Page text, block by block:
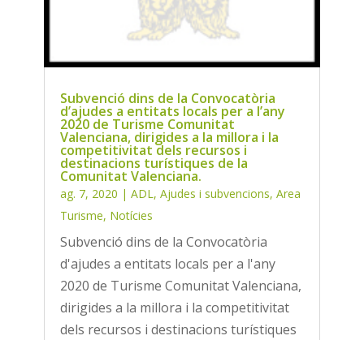
Subvenció dins de la Convocatòria
d’ajudes a entitats locals per a l’any
2020 de Turisme Comunitat
Valenciana, dirigides a la millora i la
competitivitat dels recursos i
destinacions turístiques de la
Comunitat Valenciana.
ag. 7, 2020 | ADL, Ajudes i subvencions, Area
Turisme, Notícies
Subvenció dins de la Convocatòria
d'ajudes a entitats locals per a l'any
2020 de Turisme Comunitat Valenciana,
dirigides a la millora i la competitivitat
dels recursos i destinacions turístiques